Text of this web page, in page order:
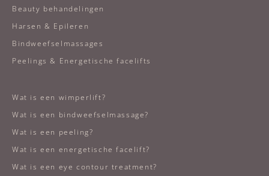
Beauty behandelingen
Harsen & Epileren
Bindweefselmassages
Peelings & Energetische facelifts
Wat is een wimperlift?
Wat is een bindweefselmassage?
Wat is een peeling?
Wat is een energetische facelift?
Wat is een eye contour treatment?